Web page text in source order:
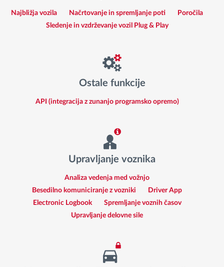
Najbližja vozila Načrtovanje in spremljanje poti
Poročila
Sledenje in vzdrževanje vozil Plug & Play
Ostale funkcije
API (integracija z zunanjo programsko opremo)
Upravljanje voznika
Analiza vedenja med vožnjo
Besedilno komuniciranje z vozniki
Driver App
Electronic Logbook
Spremljanje voznih časov
Upravljanje delovne sile